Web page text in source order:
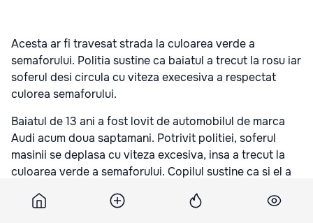
Acesta ar fi travesat strada la culoarea verde a
semaforului. Politia sustine ca baiatul a trecut la rosu iar
soferul desi circula cu viteza execesiva a respectat
culorea semaforului.
Baiatul de 13 ani a fost lovit de automobilul de marca
Audi acum doua saptamani. Potrivit politiei, soferul
masinii se deplasa cu viteza excesiva, insa a trecut la
culoarea verde a semaforului. Copilul sustine ca si el a